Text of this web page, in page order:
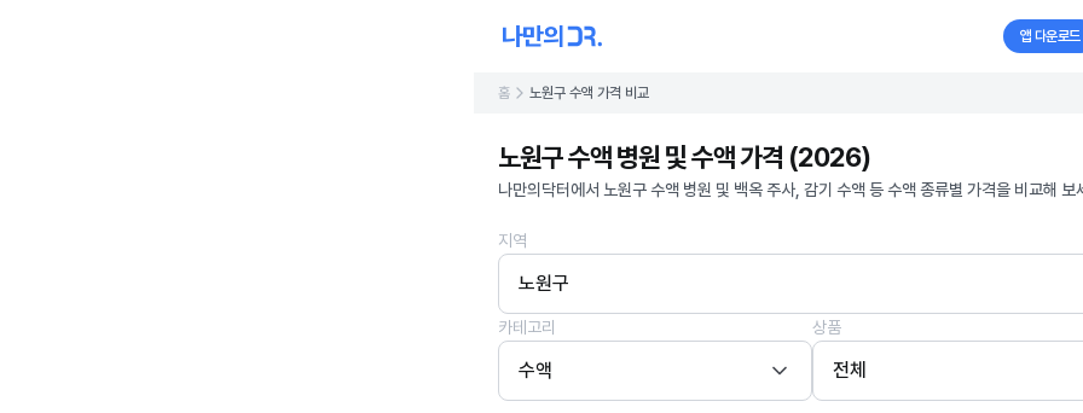
앱 다운로드
홈 노원구 수액 가격 비교
노원구 수액 병원 및 수액 가격 (2026)
나만의닥터에서 노원구 수액 병원 및 백옥 주사, 감기 수액 등 수액 종류별 가격을 비교해 보
지역
노원구
카테고리
수액
상품
전체